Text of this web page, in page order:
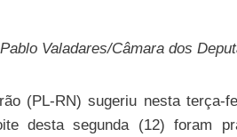
Pablo Valadares/Câmara dos
(PL-RN) sugeriu nesta terça-
desta segunda (12) foram